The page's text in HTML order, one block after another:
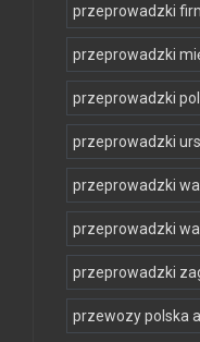
przeprowadzki
przeprowadzki
przeprowadzki
przeprowadzki
przeprowadzki
przeprowadzki
przeprowadzki
przewozy polska